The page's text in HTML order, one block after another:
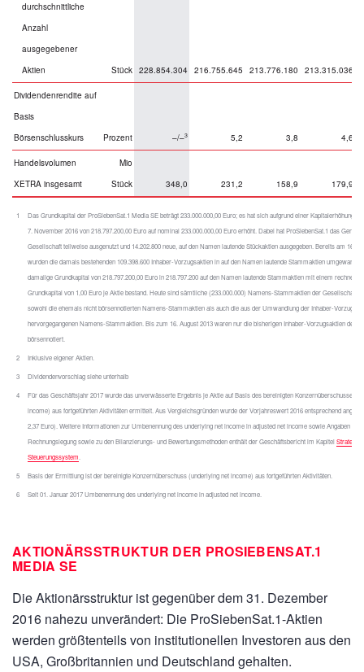
1
Das Grundkapital der ProSiebenSat.1 Media SE beträgt 233.000.000,00 Euro; es hat sich aufgrund einer Kapitalerhöhung
7. November 2016 von 218.797.200,00 Euro auf nominal 233.000.000,00 Euro erhöht. Dabei hat ProSiebenSat.1 das
Gesellschaft teilweise ausgenutzt und 14.202.800 neue, auf den Namen lautende Stückaktien ausgegeben. Bereits am 16.
wurden die damals bestehenden 109.398.600 Inhaber-Vorzugsaktien in auf den Namen lautende Stammaktien
damalige Grundkapital von 218.797.200,00 Euro in 218.797.200 auf den Namen lautende Stammaktien mit einem
Grundkapital von 1,00 Euro je Aktie bestand. Heute sind sämtliche (233.000.000) Namens-Stammaktien der Gesellschaft
sowohl die ehemals nicht börsennotierten Namens-Stammaktien als auch die aus der Umwandlung der Inhaber-
hervorgegangenen Namens-Stammaktien. Bis zum 16. August 2013 waren nur die bisherigen Inhaber-Vorzugsaktien der
börsennotiert.
2 Inklusive eigener Aktien.
3 Dividendenvorschlag siehe unterhalb
4
Für das Geschäftsjahr 2017 wurde das unverwässerte Ergebnis je Aktie auf Basis des bereinigten Konzernüberschusses
income) aus fortgeführten Aktivitäten ermittelt. Aus Vergleichsgründen wurde der Vorjahreswert 2016 entsprechend
2,37 Euro). Weitere Informationen zur Umbenennung des underlying net income in adjusted net income sowie Angaben zur
Rechnungslegung sowie zu den Bilanzierungs- und Bewertungsmethoden enthält der Geschäftsbericht im Kapitel Strategie
Steuerungssystem
5 Basis der Ermittlung ist der bereinigte Konzernüberschuss (underlying net income) aus fortgeführten Aktivitäten.
6 Seit 01. Januar 2017 Umbenennung des underlying net income in adjusted net income.
durchschnittliche
Anzahl
ausgegebener
Aktien
Stück 228.854.304 216.755.645 213.776.180 213.315.036
Dividendenrendite auf
Basis
Börsenschlusskurs
Prozent –/–3 5,2 3,8 4,6
Handelsvolumen
XETRA insgesamt
Mio
Stück
348,0 231,2 158,9 179,9
AKTIONÄRSSTRUKTUR DER PROSIEBENSAT.1
MEDIA SE
Die Aktionärsstruktur ist gegenüber dem 31. Dezember
2016 nahezu unverändert: Die ProSiebenSat.1-Aktien
werden größtenteils von institutionellen Investoren aus den
USA, Großbritannien und Deutschland gehalten.